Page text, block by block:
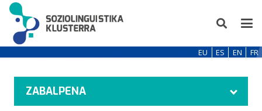
EU ES EN FR
ZABALPENA